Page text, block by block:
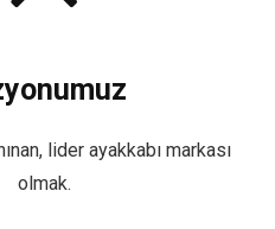
lider ayakkabı markası
olmak.